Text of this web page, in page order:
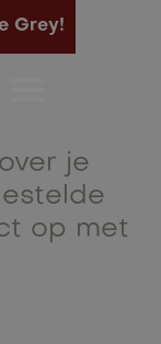
Grey!
je
goed
je
op met